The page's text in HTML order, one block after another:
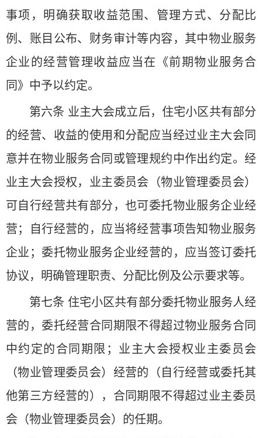
事项，明确获取收益范围、管理方式、分配比
例、账目公布、财务审计等内容，其中物业服务
企业的经营管理收益应当在《前期物业服务合
同》中予以约定。
第六条 业主大会成立后，住宅小区共有部分
的经营、收益的使用和分配应当经过业主大会同
意并在物业服务合同或管理规约中作出约定。经
业主大会授权，业主委员会（物业管理委员会）
可自行经营共有部分，也可委托物业服务企业经
营；自行经营的，应当将经营事项告知物业服务
企业；委托物业服务企业经营的，应当签订委托
协议，明确管理职责、分配比例及公示要求等。
第七条 住宅小区共有部分委托物业服务人经
营的，委托经营合同期限不得超过物业服务合同
中约定的合同期限；业主大会授权业主委员会
（物业管理委员会）经营的（自行经营或委托其
他第三方经营的），合同期限不得超过业主委员
会（物业管理委员会）的任期。